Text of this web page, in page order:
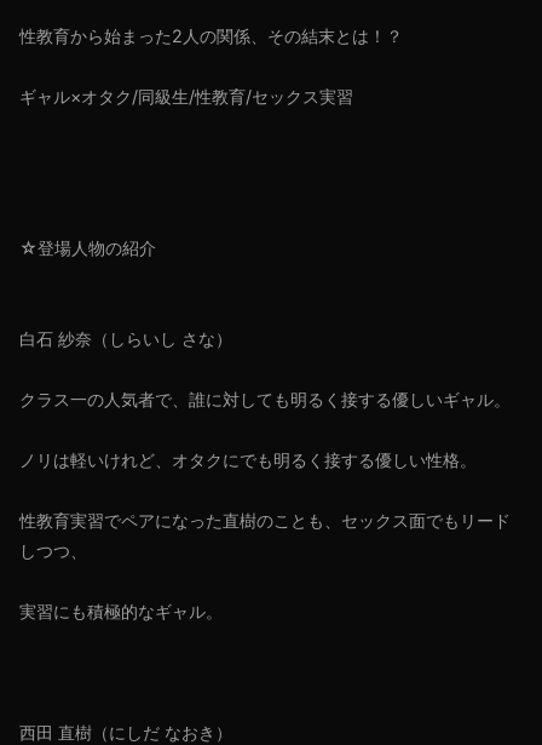
性教育から始まった2人の関係、その結末とは！？
ギャル×オタク/同級生/性教育/セックス実習
☆登場人物の紹介
白石 紗奈（しらいし さな）
クラス一の人気者で、誰に対しても明るく接する優しいギャル。
ノリは軽いけれど、オタクにでも明るく接する優しい性格。
性教育実習でペアになった直樹のことも、セックス面でもリード
しつつ、
実習にも積極的なギャル。
西田 直樹（にしだ なおき）